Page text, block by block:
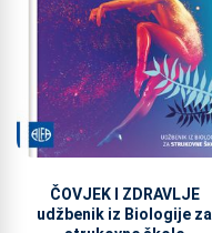
ČOVJEK I ZDRAVLJE
udžbenik iz Biologije za